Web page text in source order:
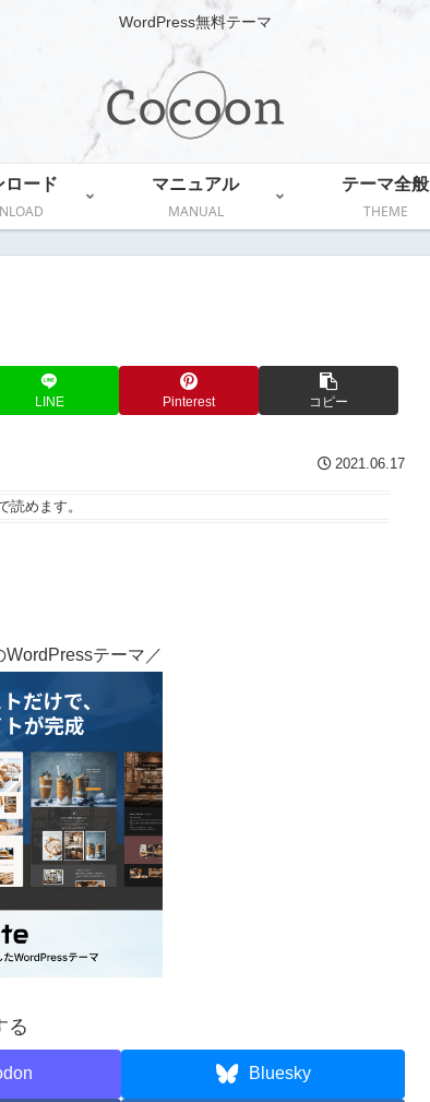
WordPress無料テーマ
ロード
マニュアル
MANUAL
テーマ全般
THEME
LINE Pinterest コピー
2021.06.17
読めます。
テーマ／
る
Bluesky